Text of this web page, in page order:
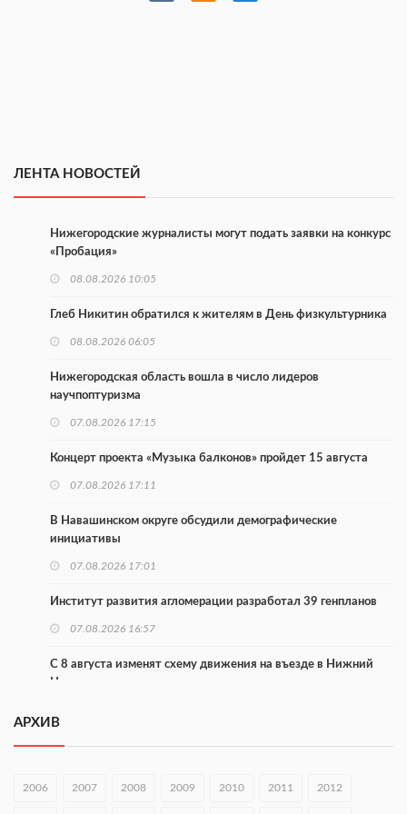
ЛЕНТА НОВОСТЕЙ
Нижегородские журналисты могут подать заявки на конкурс
«Пробация»
08.08.2026 10:05
Глеб Никитин обратился к жителям в День физкультурника
08.08.2026 06:05
Нижегородская область вошла в число лидеров
научпоптуризма
07.08.2026 17:15
Концерт проекта «Музыка балконов» пройдет 15 августа
07.08.2026 17:11
В Навашинском округе обсудили демографические
инициативы
07.08.2026 17:01
Институт развития агломерации разработал 39 генпланов
07.08.2026 16:57
С 8 августа изменят схему движения на въезде в Нижний
Новгород
В Нижегородской области прошло заседание АТК и
07.08.2026 14:54
АРХИВ
2006 2007 2008 2009 2010 2011 2012